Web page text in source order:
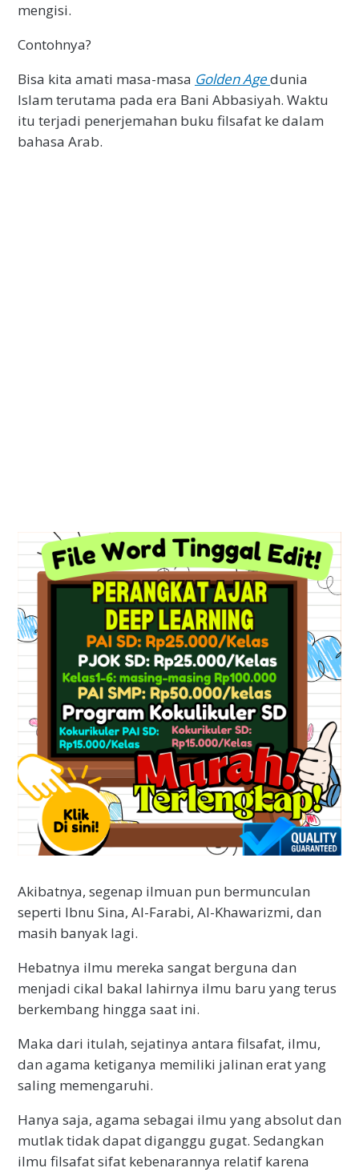
mengisi.
Contohnya?
Bisa kita amati masa-masa Golden Agedunia
Islam terutama pada era Bani Abbasiyah. Waktu
itu terjadi penerjemahan buku filsafat ke dalam
bahasa Arab.
Akibatnya, segenap ilmuan pun bermunculan
seperti Ibnu Sina, Al-Farabi, Al-Khawarizmi, dan
masih banyak lagi.
Hebatnya ilmu mereka sangat berguna dan
menjadi cikal bakal lahirnya ilmu baru yang terus
berkembang hingga saat ini.
Maka dari itulah, sejatinya antara filsafat, ilmu,
dan agama ketiganya memiliki jalinan erat yang
saling memengaruhi.
Hanya saja, agama sebagai ilmu yang absolut dan
mutlak tidak dapat diganggu gugat. Sedangkan
ilmu filsafat sifat kebenarannya relatif karena